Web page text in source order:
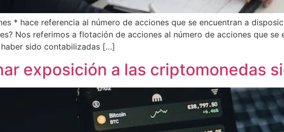
* hace referencia al número de acciones que se encuentran a
Nos referimos a flotación de acciones al número de acciones que
sido contabilizadas […]
exposición a las criptomonedas